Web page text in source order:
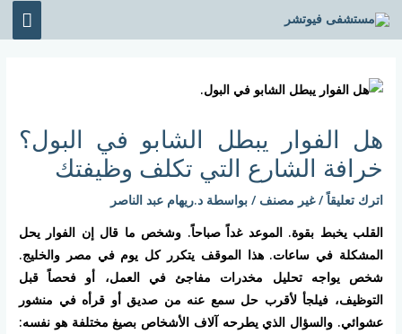
تخطي
إلى
هل الفوار يبطل الشابو في البول؟
خرافة الشارع التي تكلف وظيفتك
اترك تعليقاً /غير مصنف / بواسطة د.ريهام عبد الناصر
القلب يخبط بقوة. الموعد غداً صباحاً. وشخص ما قال إن الفوار يحل
المشكلة في ساعات. هذا الموقف يتكرر كل يوم في مصر والخليج.
شخص يواجه تحليل مخدرات مفاجئ في العمل، أو فحصاً قبل
التوظيف، فيلجأ لأقرب حل سمع عنه من صديق أو قرأه في منشور
عشوائي. والسؤال الذي يطرحه آلاف الأشخاص بصيغ مختلفة هو نفسه:
navigation